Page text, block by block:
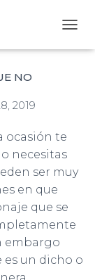
NO
2019
ocasión te
necesitas
ser muy
en que
que se
embargo
es un dicho o